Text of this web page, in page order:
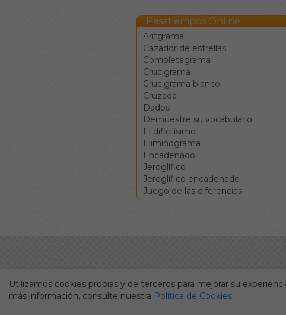
Pasatiempos Online
Aritgrama
Cazador de estrellas
Completagrama
Crucigrama
Crucigrama blanco
Cruzada
Dados
Demuestre su vocabulario
El dificilísimo
Eliminograma
Encadenado
Jeroglífico
Jeroglífico encadenado
Juego de las diferencias
Utilizamos cookies propias y de terceros para mejorar su
más información, consulte nuestra Política de Cookies.